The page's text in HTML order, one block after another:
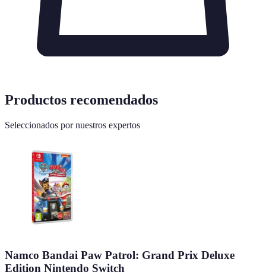
Productos recomendados
Seleccionados por nuestros expertos
Namco Bandai Paw Patrol: Grand Prix Deluxe
Edition Nintendo Switch